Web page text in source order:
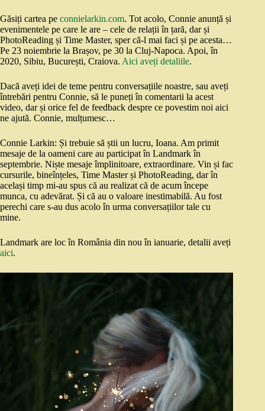
Găsiți cartea pe connielarkin.com. Tot acolo, Connie anunță și
evenimentele pe care le are – cele de relații în țară, dar și
PhotoReading și Time Master, sper că-l mai faci și pe acesta…
Pe 23 noiembrie la Brașov, pe 30 la Cluj-Napoca. Apoi, în
2020, Sibiu, București, Craiova. Aici aveți detaliile.
Dacă aveți idei de teme pentru conversațiile noastre, sau aveți
întrebări pentru Connie, să le puneți în comentarii la acest
video, dar și orice fel de feedback despre ce povestim noi aici
ne ajută. Connie, mulțumesc…
Connie Larkin: Și trebuie să știi un lucru, Ioana. Am primit
mesaje de la oameni care au participat în Landmark în
septembrie. Niște mesaje împlinitoare, extraordinare. Vin și fac
cursurile, bineînțeles, Time Master și PhotoReading, dar în
același timp mi-au spus că au realizat că de acum începe
munca, cu adevărat. Și că au o valoare inestimabilă. Au fost
perechi care s-au dus acolo în urma conversațiilor tale cu
mine.
Landmark are loc în România din nou în ianuarie, detalii aveți
aici.